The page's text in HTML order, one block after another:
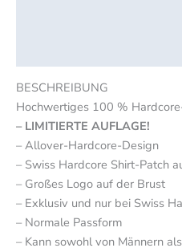
BESCHREIBUNG
Hochwertiges 100 %
– LIMITIERTE AUFLAGE!
– Allover-Hardcore-Design
– Swiss Hardcore Shirt-Patch
– Großes Logo auf der Brust
– Exklusiv und nur bei Swiss
– Normale Passform
– Kann sowohl von Männern